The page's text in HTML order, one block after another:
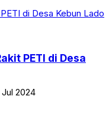
PETI di Desa
2024